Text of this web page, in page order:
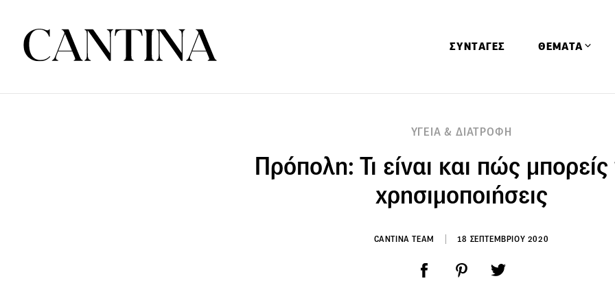
ΣΥΝΤΑΓΕΣ ΘΕΜΑΤΑ
Ειδήσεις
Έρευνες
ΥΓΕΙΑ & ΔΙΑΤΡΟΦΗ
Πρόπολη: Τι είναι και πώς
χρησιμοποιήσεις
CANTINA TEAM 18 ΣΕΠΤΕΜΒΡΙΟΥ 2020